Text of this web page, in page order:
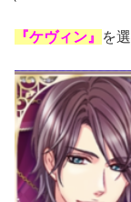
『ケヴィン』 を